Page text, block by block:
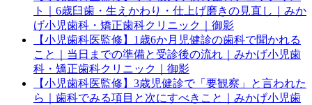
ト｜6歳臼歯・生えかわり・仕上げ磨きの見直し｜みか
げ小児歯科・矯正歯科クリニック｜御影
【小児歯科医監修】1歳6か月児健診の歯科で聞かれる
こと｜当日までの準備と受診後の流れ｜みかげ小児歯
科・矯正歯科クリニック｜御影
【小児歯科医監修】3歳児健診で「要観察」と言われた
ら｜歯科でみる項目と次にすべきこと｜みかげ小児歯